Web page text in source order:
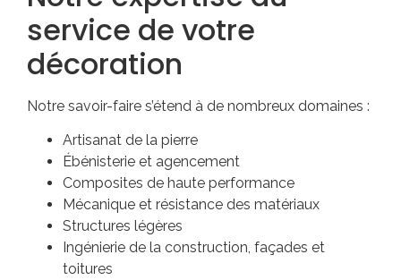
service de votre
décoration
Notre savoir-faire s’étend à de nombreux domaines :
Artisanat de la pierre
Ébénisterie et agencement
Composites de haute performance
Mécanique et résistance des matériaux
Structures légères
Ingénierie de la construction, façades et
toitures